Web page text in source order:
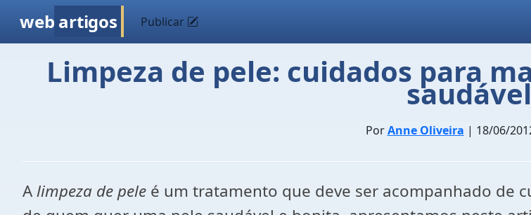
web artigos Publicar
Limpeza de pele: cuidados para
PorAnne Oliveira | 18/06/
Alimpeza de pele é um tratamento que deve ser acompanhado de